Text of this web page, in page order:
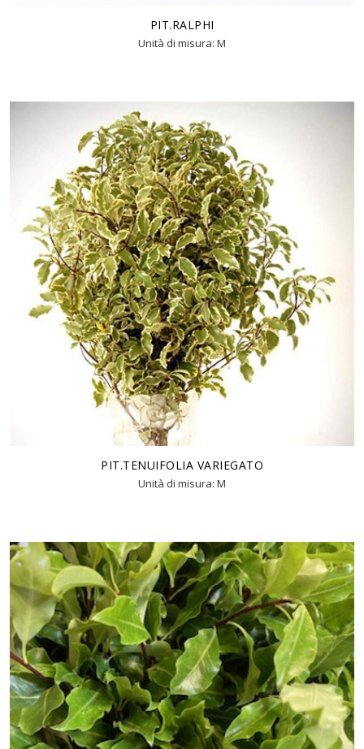
PIT.RALPHI
Unità di misura: M
PIT.TENUIFOLIA VARIEGATO
Unità di misura: M